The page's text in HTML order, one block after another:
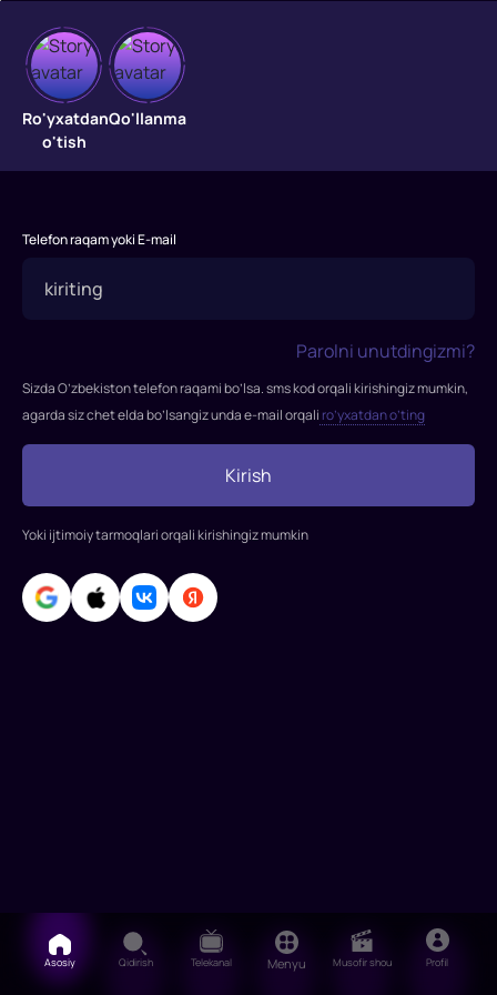
Garovdagi
qiz
Yosh
bayrami
o‘g‘irlab
otasi
qizini
shaxsan
jazolash
uchun
xavfli
Ro'yxatdan
o'tish
Qo'llanma
Telefon raqam yoki E-mail
Parolni unutdingizmi?
Sizda O’zbekiston telefon raqami bo’lsa. sms kod orqali kirishingiz mumkin,
agarda siz chet elda bo’lsangiz unda e-mail orqali ro’yxatdan o’ting
Kirish
Yoki ijtimoiy tarmoqlari orqali kirishingiz mumkin
Asosiy Qidirish Telekanal Menyu Musofir shou Profil